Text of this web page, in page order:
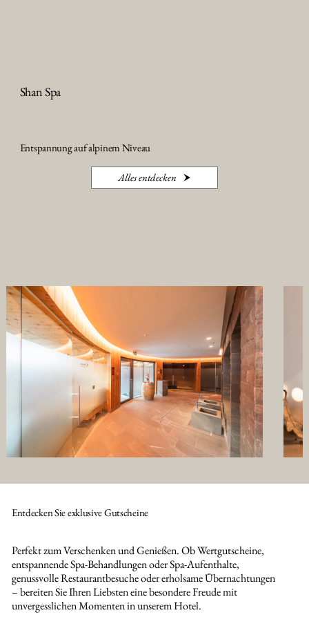
Shan Spa
Entspannung auf alpinem Niveau
Alles entdecken
Entdecken Sie exklusive Gutscheine
Perfekt zum Verschenken und Genießen. Ob Wertgutscheine,
entspannende Spa-Behandlungen oder Spa-Aufenthalte,
genussvolle Restaurantbesuche oder erholsame Übernachtungen
– bereiten Sie Ihren Liebsten eine besondere Freude mit
unvergesslichen Momenten in unserem Hotel.